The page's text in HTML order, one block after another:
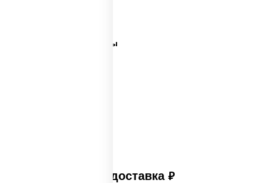
Все виды суши и роллы
Платная доставка руб